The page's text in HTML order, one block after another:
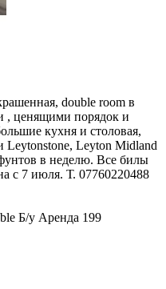
double room в
, ценящими порядок и
кухня и столовая,
Leytonstone, Leyton Midland
в неделю. Все билы
с 7 июля. Т. 07760220488
Б/у Аренда 199